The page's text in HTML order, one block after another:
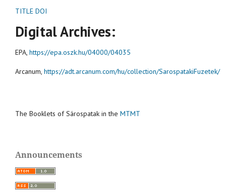
TITLE DOI
Digital Archives:
EPA, https://epa.oszk.hu/04000/04035
Arcanum, https://adt.arcanum.com/hu/collection/SarospatakiFuzetek/
The Booklets of Sárospatak in the MTMT
Announcements